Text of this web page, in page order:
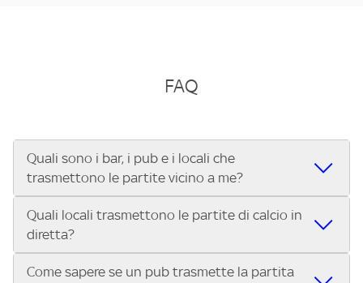
FAQ
Quali sono i bar, i pub e i locali che
trasmettono le partite vicino a me?
Se cerchi un bar, pub, ristorante o locale vicino a te per
vedere le partite di Serie A ENILIVE, la Serie C Sky Wifi, la
UEFA Champions League, la UEFA Europa League, la UEFA
Conference League, il Tennis, la Formula 1®, la MotoGP™ e
Quali locali trasmettono le partite di calcio in
diretta?
Vuoi sapere quali bar, pub o ristoranti mostrano le partite
Come sapere se un pub trasmette la partita